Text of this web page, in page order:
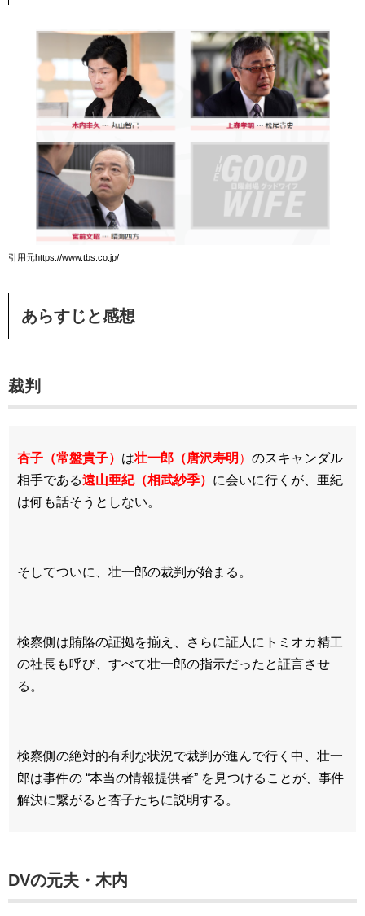
引用元https://www.tbs.co.jp/
あらすじと感想
裁判
杏子（常盤貴子） は壮一郎（唐沢寿明 ） のスキャンダル
相手である遠山亜紀（相武紗季） に会いに行くが、亜紀
は何も話そうとしない。
そしてついに、壮一郎の裁判が始まる。
検察側は賄賂の証拠を揃え、さらに証人にトミオカ精工
の社長も呼び、すべて壮一郎の指示だったと証言させ
る。
検察側の絶対的有利な状況で裁判が進んで行く中、壮一
郎は事件の “本当の情報提供者” を見つけることが、事件
解決に繋がると杏子たちに説明する。
DVの元夫・木内